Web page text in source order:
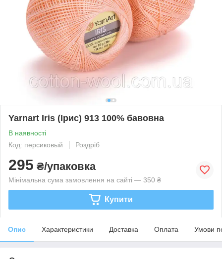
Yarnart Iris (Ірис) 913 100% бавовна
В наявності
Код: персиковый
Роздріб
295 ₴/упаковка
Мінімальна сума замовлення на сайті — 350 ₴
Купити
Опис Характеристики Доставка Оплата Умови